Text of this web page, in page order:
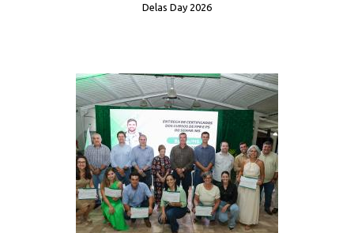
Delas Day 2026